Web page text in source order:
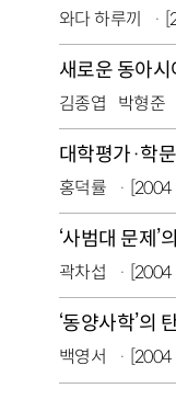
와다 하루끼
새로운 동아시
김종엽 박형준
대학평가·학
홍덕률
‘사범대 문제’
곽차섭
‘동양사학’의
백영서